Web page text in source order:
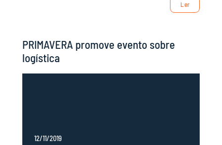
Ler
PRIMAVERA promove evento sobre
logística
12/11/2019